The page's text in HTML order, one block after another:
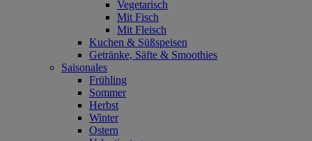
Vegetarisch
Mit Fisch
Mit Fleisch
Kuchen & Süßspeisen
Getränke, Säfte & Smoothies
Saisonales
Frühling
Sommer
Herbst
Winter
Ostern